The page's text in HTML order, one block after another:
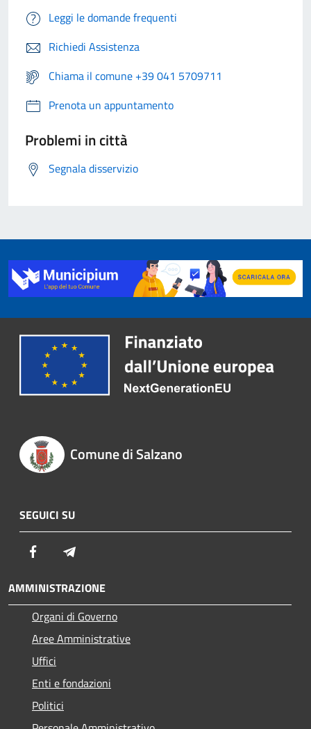
Leggi le domande frequenti
Richiedi Assistenza
Chiama il comune +39 041 5709711
Prenota un appuntamento
Problemi in città
Segnala disservizio
Comune di Salzano
SEGUICI SU
Facebook
AMMINISTRAZIONE
Organi di Governo
Aree Amministrative
Uffici
Enti e fondazioni
Politici